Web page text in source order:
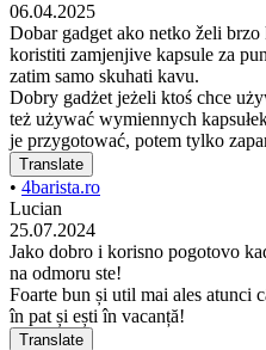
06.04.2025
Dobar gadget ako netko želi
koristiti zamjenjive kapsule za
zatim samo skuhati kavu.
Dobry gadżet jeżeli ktoś chce
też używać wymiennych
je przygotować, potem tylko
Translate
• 4barista.ro
Lucian
25.07.2024
Jako dobro i korisno pogotovo
na odmoru ste!
Foarte bun și util mai ales atunci
în pat și ești în vacanță!
Translate